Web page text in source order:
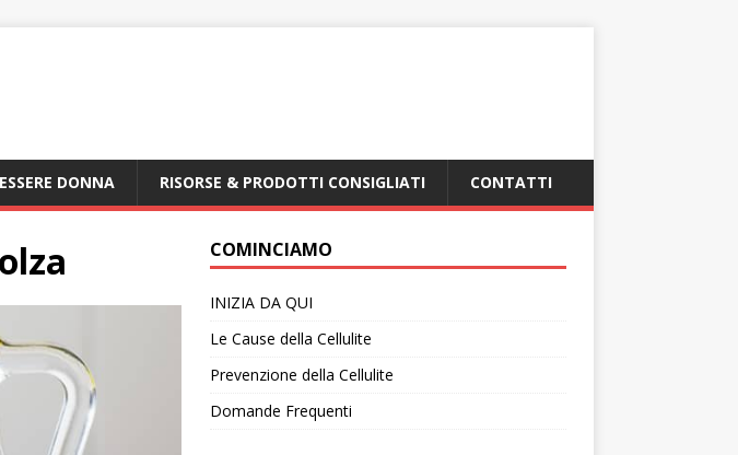
ESSERE DONNA RISORSE & PRODOTTI CONSIGLIATI CONTATTI
COMINCIAMO
INIZIA DA QUI
Le Cause della Cellulite
Prevenzione della Cellulite
Domande Frequenti